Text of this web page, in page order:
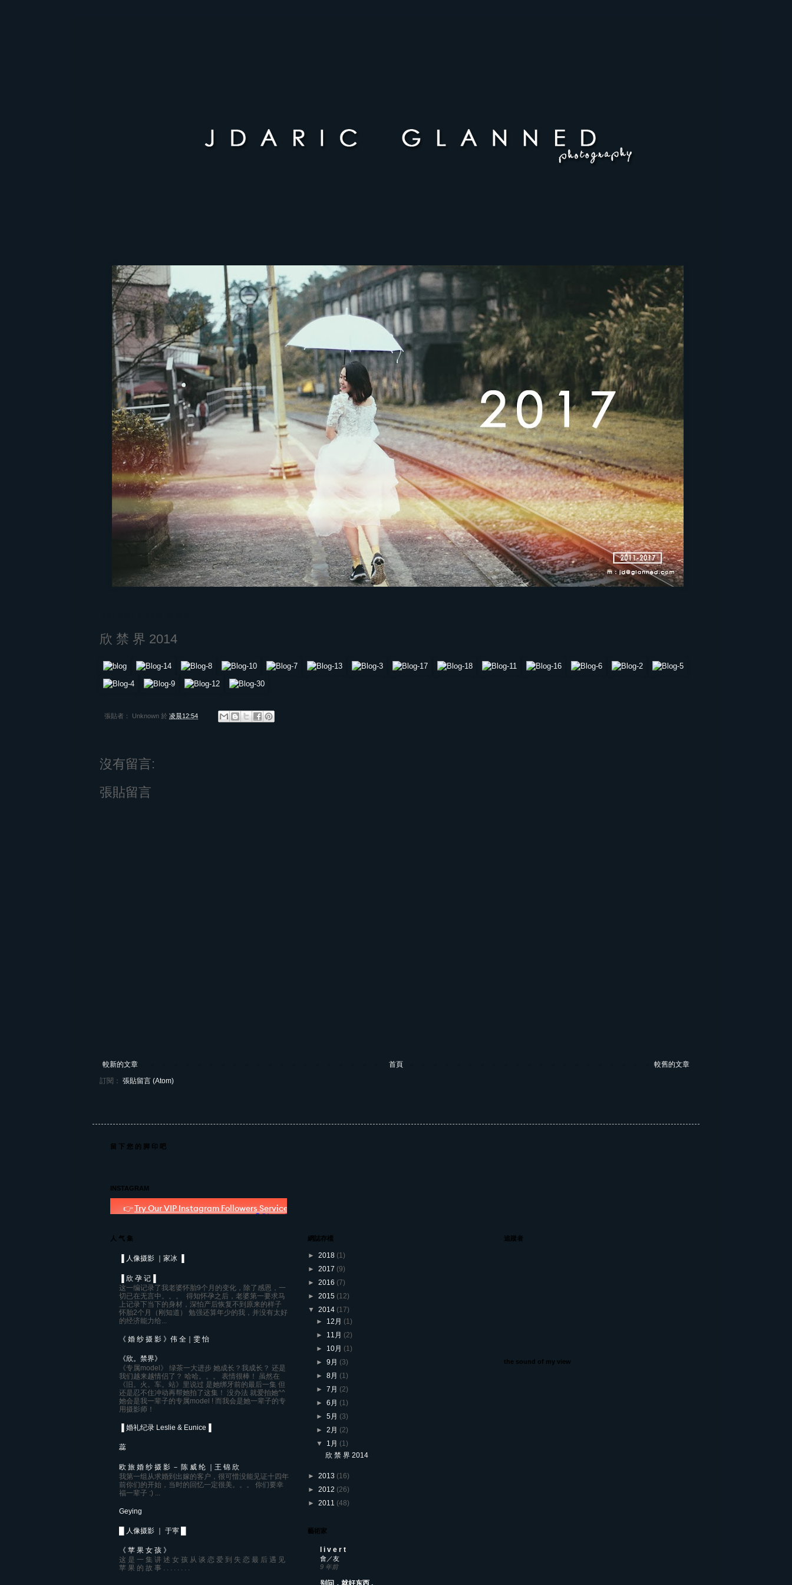
欣 禁 界 2014
張貼者： Unknown 於 凌晨12:54
沒有留言:
張貼留言
較新的文章 較舊的文章
首頁
訂閱： 張貼留言 (Atom)
留 下 您 的 脚 印 吧
INSTAGRAM
人 气 集
▐ 人像摄影 ｜家冰 ▐
▐ 欣 孕 记▐
这一编记录了我老婆怀胎9个月的变化，除了感恩，一
切已在无言中。。。 得知怀孕之后，老婆第一要求马
上记录下当下的身材，深怕产后恢复不到原来的样子
怀胎2个月（刚知道） 勉强还算年少的我，并没有太好
的经济能力给...
《 婚 纱 摄 影 》伟 全｜雯 怡
《欣。禁界》
《专属model》 绿茶一大进步 她成长？我成长？ 还是
我们越来越情侣了？ 哈哈。。。 表情很棒！ 虽然在
《旧。火。车。站》里说过 是她绑牙前的最后一集 但
还是忍不住冲动再帮她拍了这集！ 没办法 就爱拍她^^
她会是我一辈子的专属model ! 而我会是她一辈子的专
用摄影师！
▐ 婚礼纪录 Leslie & Eunice▐
蕊
欧 旅 婚 纱 摄 影 － 陈 威 纶 ｜王 锦 欣
我第一组从求婚到出嫁的客户，很可惜没能见证十四年
前你们的开始，当时的回忆一定很美。。。 你们要幸
福一辈子 :) ...
Geying
█ 人像摄影 ｜ 于寕 █
《 苹 果 女 孩 》
这 是 一 集 讲 述 女 孩 从 谈 恋 爱 到 失 恋 最 后 遇 见
苹 果 的 故 事 . . . . . . . .
網誌存檔
► 2018 (1)
► 2017 (9)
► 2016 (7)
► 2015 (12)
▼ 2014 (17)
► 12月 (1)
► 11月 (2)
► 10月 (1)
►9月 (3)
►8月 (1)
►7月 (2)
►6月 (1)
►5月 (3)
►2月 (2)
▼ 1月 (1)
欣 禁 界 2014
► 2013 (16)
► 2012 (26)
► 2011 (48)
藝術家
l i v e r t
會／友
9 年前
别问，就好东西 .
追蹤者
the sound of my view